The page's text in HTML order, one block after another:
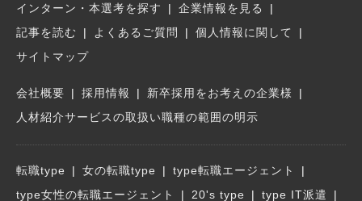
インターン・本選考を探す
企業情報を見る
記事を読む
よくあるご質問
個人情報に関して
サイトマップ
会社概要 採用情報
新卒採用をお考えの企業様
人材紹介サービスの取扱い職種の範囲の明示
転職type 女の転職type
type転職エージェント
type女性の転職エージェント
20's type type IT派遣